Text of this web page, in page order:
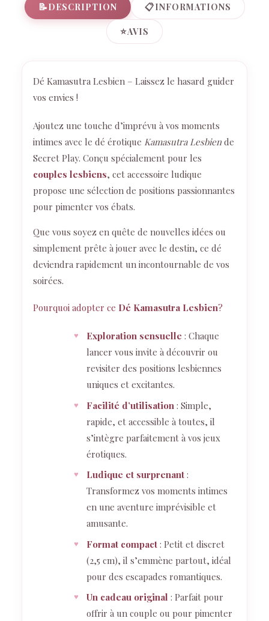
📝DESCRIPTION 📋INFORMATIONS
⭐AVIS
Dé Kamasutra Lesbien – Laissez le hasard guider
vos envies !
Ajoutez une touche d’imprévu à vos moments
intimes avec le dé érotique Kamasutra Lesbien de
Secret Play. Conçu spécialement pour les
couples lesbiens, cet accessoire ludique
propose une sélection de positions passionnantes
pour pimenter vos ébats.
Que vous soyez en quête de nouvelles idées ou
simplement prête à jouer avec le destin, ce dé
deviendra rapidement un incontournable de vos
soirées.
Pourquoi adopter ce Dé Kamasutra Lesbien?
Exploration sensuelle: Chaque
lancer vous invite à découvrir ou
revisiter des positions lesbiennes
uniques et excitantes.
Facilité d’utilisation : Simple,
rapide, et accessible à toutes, il
s’intègre parfaitement à vos jeux
érotiques.
Ludique et surprenant:
Transformez vos moments intimes
en une aventure imprévisible et
amusante.
Format compact: Petit et discret
(2,5 cm), il s’emmène partout, idéal
pour des escapades romantiques.
Un cadeau original : Parfait pour
offrir à un couple ou pour pimenter